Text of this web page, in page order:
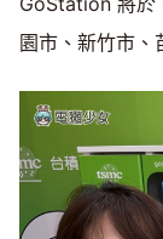
園市、新⽵市